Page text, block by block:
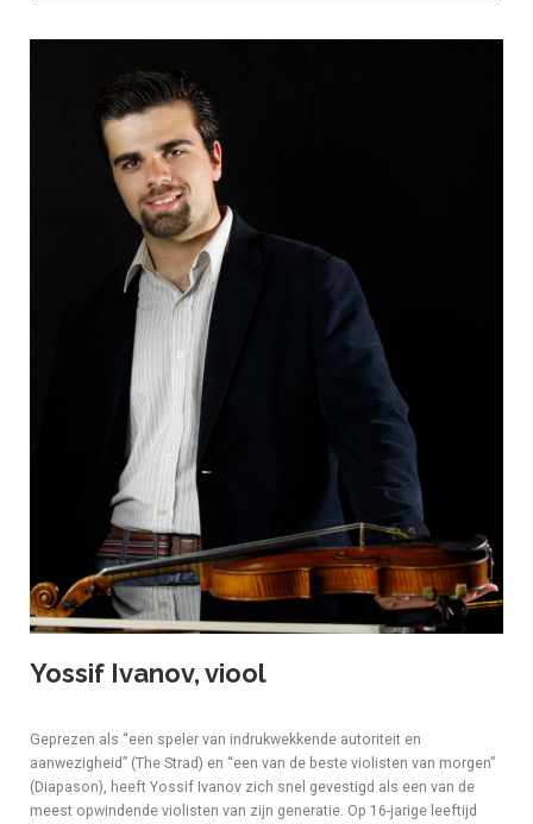
Yossif Ivanov, viool
Geprezen als “een speler van indrukwekkende autoriteit en
aanwezigheid” (The Strad) en “een van de beste violisten van morgen”
(Diapason), heeft Yossif Ivanov zich snel gevestigd als een van de
meest opwindende violisten van zijn generatie. Op 16-jarige leeftijd